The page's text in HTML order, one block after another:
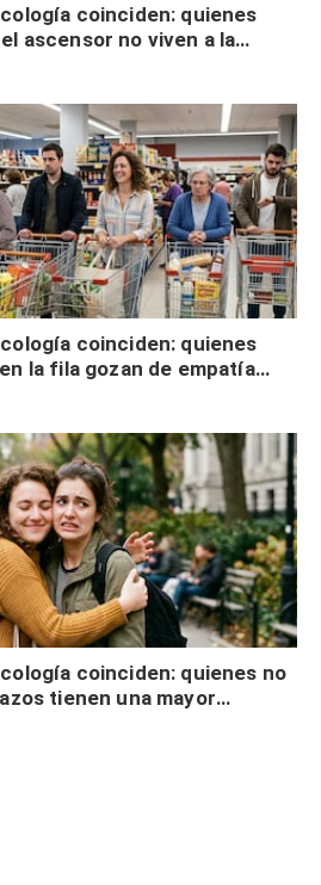
coinciden: quienes
ascensor no viven a la
social
coinciden: quienes
la fila gozan de empatía
solo tienen autocontrol
coinciden: quienes no
tienen una mayor
físicos y no es por